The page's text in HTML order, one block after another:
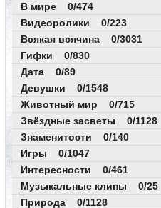
В мире 0/474
Видеоролики 0/223
Всякая всячина 0/3031
Гифки 0/830
Дата 0/89
Девушки 0/1548
Животный мир 0/715
Звёздные засветы 0/1128
Знаменитости 0/140
Игры 0/1047
Интересности 0/461
Музыкальные клипы 0/25
Природа 0/1128